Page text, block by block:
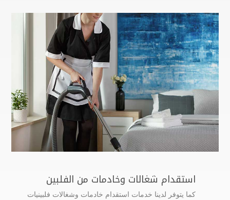
استقدام شغالات وخادمات من الفلبين
كما يتوفر لدينا خدمات استقدام خادمات وشغالات فلبينيات